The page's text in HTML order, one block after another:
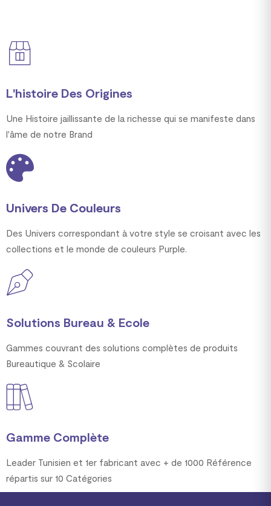
L'histoire Des Origines
Une Histoire jaillissante de la richesse qui se manifeste dans
l'âme de notre Brand
Univers De Couleurs
Des Univers correspondant à votre style se croisant avec les
collections et le monde de couleurs Purple.
Solutions Bureau & Ecole
Gammes couvrant des solutions complètes de produits
Bureautique & Scolaire
Gamme Complète
Leader Tunisien et 1er fabricant avec + de 1000 Référence
répartis sur 10 Catégories